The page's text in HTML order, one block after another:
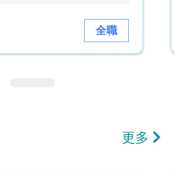
全職
更多